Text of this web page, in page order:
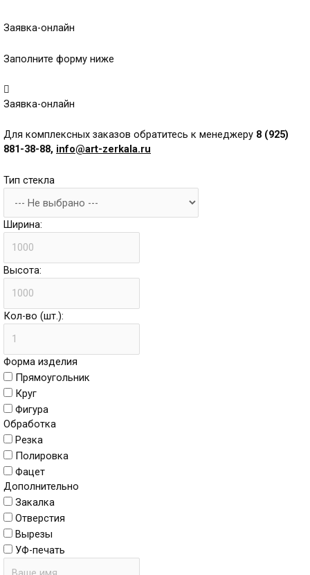
Заявка-онлайн
Заполните форму ниже
Заявка-онлайн
Для комплексных заказов обратитесь к менеджеру 8 (925)
881-38-88, info@art-zerkala.ru
Тип стекла
Ширина:
Высота:
Кол-во (шт.):
Форма изделия
Прямоугольник
Круг
Фигура
Обработка
Резка
Полировка
Фацет
Дополнительно
Закалка
Отверстия
Вырезы
УФ-печать